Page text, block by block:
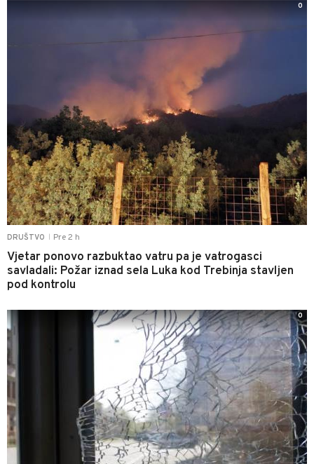
DRUŠTVO Pre 2 h
Vjetar ponovo razbuktao vatru pa je vatrogasci
savladali: Požar iznad sela Luka kod Trebinja stavljen
pod kontrolu
0
0